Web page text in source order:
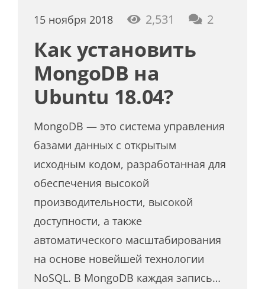
15 ноября 2018 2,531 2
Как установить
MongoDB на
Ubuntu 18.04?
MongoDB — это система управления
базами данных с открытым
исходным кодом, разработанная для
обеспечения высокой
производительности, высокой
доступности, а также
автоматического масштабирования
на основе новейшей технологии
NoSQL. В MongoDB каждая запись…